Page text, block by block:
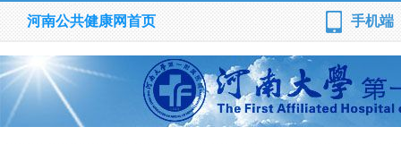
河南公共健康网首页 手机端